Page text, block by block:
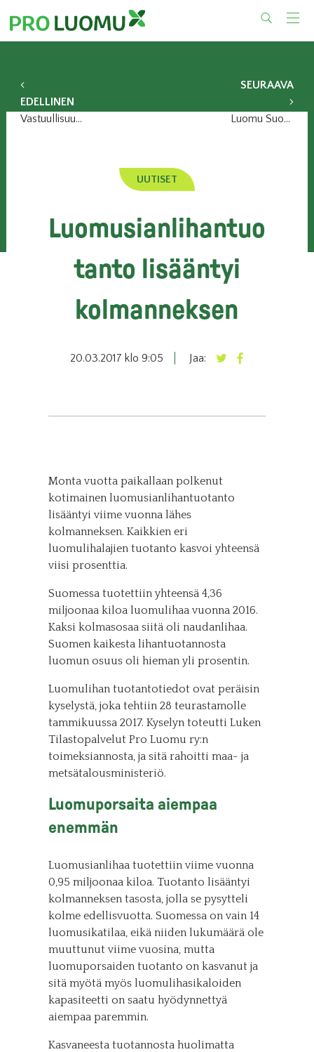
content
EDELLINEN
Vastuullisuusmerkit haastavat kuntavaaliehdokkaat
SEURAAVA
Luomu Suomessa 2016 kokoaa hyvän luomuvuoden
UUTISET
Luomusianlihantuo
tanto lisääntyi
kolmanneksen
20.03.2017 klo 9:05 Jaa:
Monta vuotta paikallaan polkenut
kotimainen luomusianlihantuotanto
lisääntyi viime vuonna lähes
kolmanneksen. Kaikkien eri
luomulihalajien tuotanto kasvoi yhteensä
viisi prosenttia.
Suomessa tuotettiin yhteensä 4,36
miljoonaa kiloa luomulihaa vuonna 2016.
Kaksi kolmasosaa siitä oli naudanlihaa.
Suomen kaikesta lihantuotannosta
luomun osuus oli hieman yli prosentin.
Luomulihan tuotantotiedot ovat peräisin
kyselystä, joka tehtiin 28 teurastamolle
tammikuussa 2017. Kyselyn toteutti Luken
Tilastopalvelut Pro Luomu ry:n
toimeksiannosta, ja sitä rahoitti maa- ja
metsätalousministeriö.
Luomuporsaita aiempaa
enemmän
Luomusianlihaa tuotettiin viime vuonna
0,95 miljoonaa kiloa. Tuotanto lisääntyi
kolmanneksen tasosta, jolla se pysytteli
kolme edellisvuotta. Suomessa on vain 14
luomusikatilaa, eikä niiden lukumäärä ole
muuttunut viime vuosina, mutta
luomuporsaiden tuotanto on kasvanut ja
sitä myötä myös luomulihasikaloiden
kapasiteetti on saatu hyödynnettyä
aiempaa paremmin.
Kasvaneesta tuotannosta huolimatta